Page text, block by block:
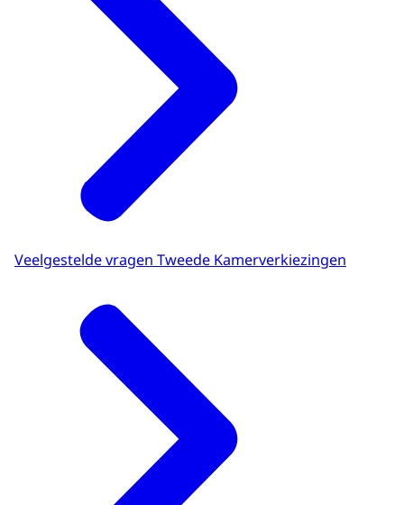
Veelgestelde vragen Tweede Kamerverkiezingen